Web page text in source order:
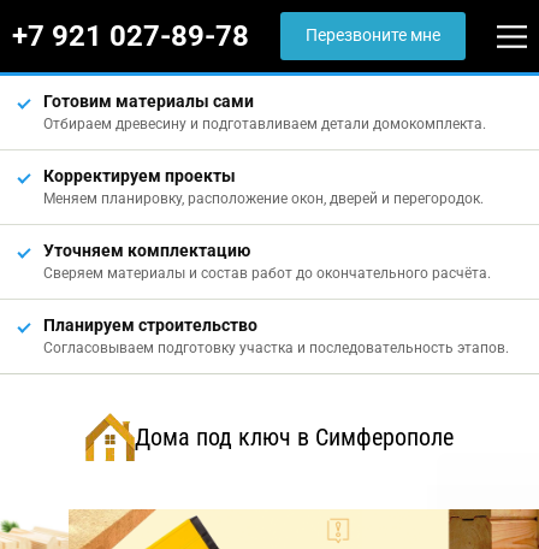
+7 921 027-89-78 Перезвоните мне
Готовим материалы сами
Отбираем древесину и подготавливаем детали домокомплекта.
Корректируем проекты
Меняем планировку, расположение окон, дверей и перегородок.
Уточняем комплектацию
Сверяем материалы и состав работ до окончательного расчёта.
Планируем строительство
Согласовываем подготовку участка и последовательность этапов.
Дома под ключ в Симферополе